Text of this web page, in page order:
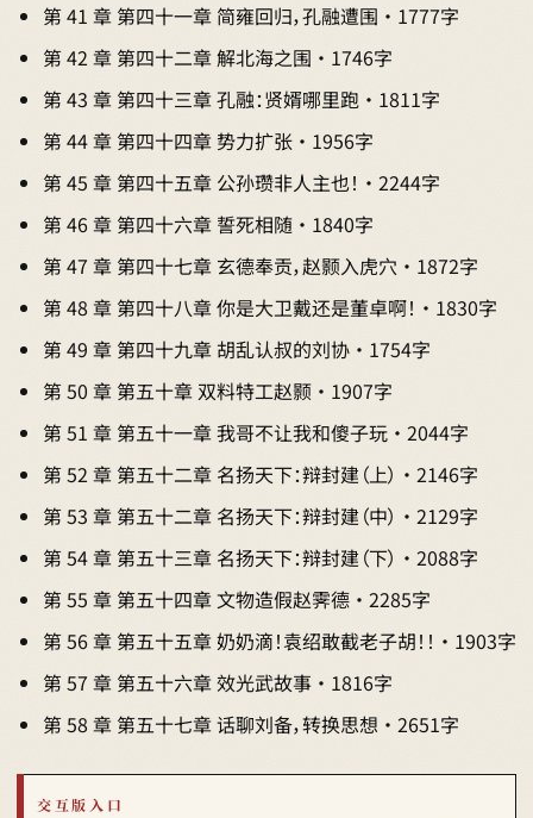
第 41 章 第四十一章 简雍回归，孔融遭围 · 1777字
第 42 章 第四十二章 解北海之围 · 1746字
第 43 章 第四十三章 孔融：贤婿哪里跑 · 1811字
第 44 章 第四十四章 势力扩张 · 1956字
第 45 章 第四十五章 公孙瓒非人主也！ · 2244字
第 46 章 第四十六章 誓死相随 · 1840字
第 47 章 第四十七章 玄德奉贡，赵颢入虎穴 · 1872字
第 48 章 第四十八章 你是大卫戴还是董卓啊！ · 1830字
第 49 章 第四十九章 胡乱认叔的刘协 · 1754字
第 50 章 第五十章 双料特工赵颢 · 1907字
第 51 章 第五十一章 我哥不让我和傻子玩 · 2044字
第 52 章 第五十二章 名扬天下：辩封建（上） · 2146字
第 53 章 第五十二章 名扬天下：辩封建（中） · 2129字
第 54 章 第五十三章 名扬天下：辩封建（下） · 2088字
第 55 章 第五十四章 文物造假赵霁德 · 2285字
第 56 章 第五十五章 奶奶滴！袁绍敢截老子胡！！ · 1903字
第 57 章 第五十六章 效光武故事 · 1816字
第 58 章 第五十七章 话聊刘备，转换思想 · 2651字
交互版入口